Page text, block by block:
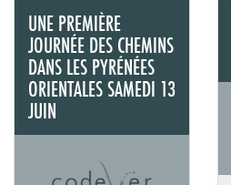
UNE PREMIÈRE
JOURNÉE DES CHEMINS
DANS LES PYRÉNÉES
ORIENTALES SAMEDI 13
JUIN